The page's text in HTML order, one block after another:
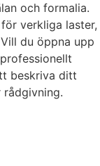
och formalia.
verkliga laster,
du öppna upp
beskriva ditt